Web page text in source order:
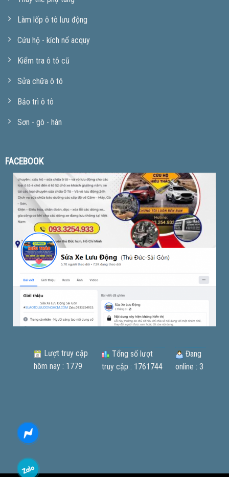
Làm lốp ô tô lưu động
Cứu hộ - kích nổ acquy
Kiểm tra ô tô cũ
Sửa chữa ô tô
Bảo trì ô tô
Sơn - gò - hàn
FACEBOOK
Lượt truy cập
hôm nay : 1779
Tổng số lượt
truy cập : 1761744
Đang
online : 3